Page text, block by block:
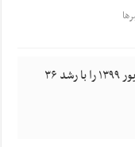
کسب و کار نیوز - بورس معاملات روز ۲۶ شهریور ۱۳۹۹ را با رشد ۳۶